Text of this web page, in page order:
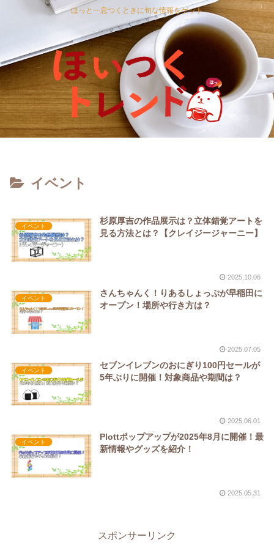
ほっと一息つくときに旬な情報をゲット
イベント
イベント
杉原厚吉の作品展示は？立体錯覚アートを
見る方法とは？【クレイジージャーニー】
2025.10.06
イベント
さんちゃんく！りあるしょっぷが早稲田に
オープン！場所や行き方は？
2025.07.05
イベント
セブンイレブンのおにぎり100円セールが
5年ぶりに開催！対象商品や期間は？
2025.06.01
イベント
Plottポップアップが2025年8月に開催！最
新情報やグッズを紹介！
2025.05.31
スポンサーリンク